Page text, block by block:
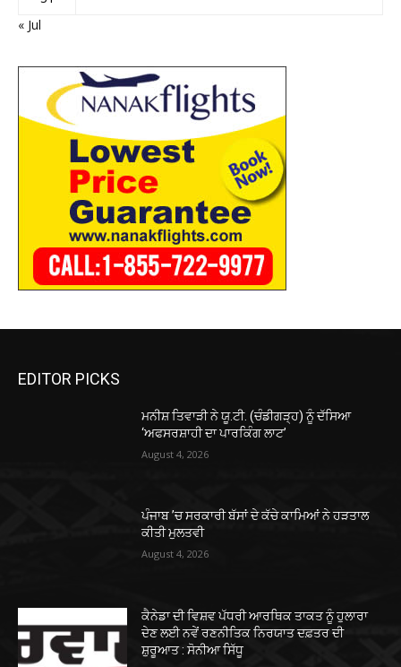
« Jul
EDITOR PICKS
ਮਨੀਸ਼ ਤਿਵਾੜੀ ਨੇ ਯੂ.ਟੀ. (ਚੰਡੀਗੜ੍ਹ) ਨੂੰ ਦੱਸਿਆ
‘ਅਫਸਰਸ਼ਾਹੀ ਦਾ ਪਾਰਕਿੰਗ ਲਾਟ’
August 4, 2026
ਪੰਜਾਬ ’ਚ ਸਰਕਾਰੀ ਬੱਸਾਂ ਦੇ ਕੱਚੇ ਕਾਮਿਆਂ ਨੇ ਹੜਤਾਲ
ਕੀਤੀ ਮੁਲਤਵੀ
August 4, 2026
ਕੈਨੇਡਾ ਦੀ ਵਿਸ਼ਵ ਪੱਧਰੀ ਆਰਥਿਕ ਤਾਕਤ ਨੂੰ ਹੁਲਾਰਾ
ਦੇਣ ਲਈ ਨਵੇਂ ਰਣਨੀਤਿਕ ਨਿਰਯਾਤ ਦਫ਼ਤਰ ਦੀ
ਸ਼ੁਰੂਆਤ : ਸੋਨੀਆ ਸਿੱਧੂ